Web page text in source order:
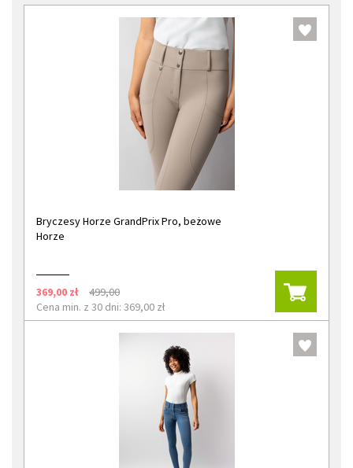
Bryczesy Horze GrandPrix Pro, beżowe
Horze
369,00 zł
499,00
Cena min. z 30 dni: 369,00 zł